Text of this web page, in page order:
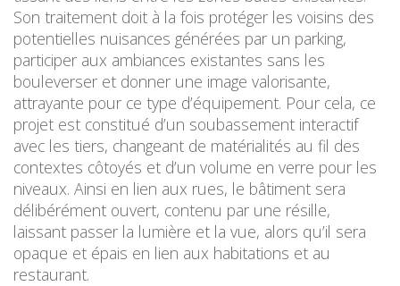
Son traitement doit à la fois protéger les voisins des
potentielles nuisances générées par un parking,
participer aux ambiances existantes sans les
bouleverser et donner une image valorisante,
attrayante pour ce type d’équipement. Pour cela, ce
projet est constitué d’un soubassement interactif
avec les tiers, changeant de matérialités au fil des
contextes côtoyés et d’un volume en verre pour les
niveaux. Ainsi en lien aux rues, le bâtiment sera
délibérément ouvert, contenu par une résille,
laissant passer la lumière et la vue, alors qu’il sera
opaque et épais en lien aux habitations et au
restaurant.